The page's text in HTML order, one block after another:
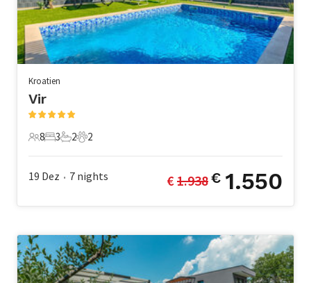
Kroatien
Vir
8 Gäste
8
3 Schlafzimmer
3
2 Badezimmer
2
2 Haustiere
2
19 Dez • 7 nights € 1.938€ 1.550